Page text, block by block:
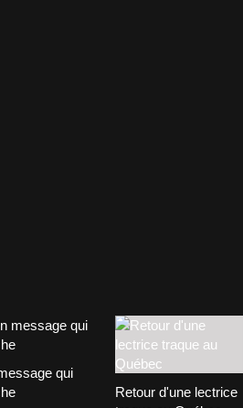
qui
Retour d'une lectrice